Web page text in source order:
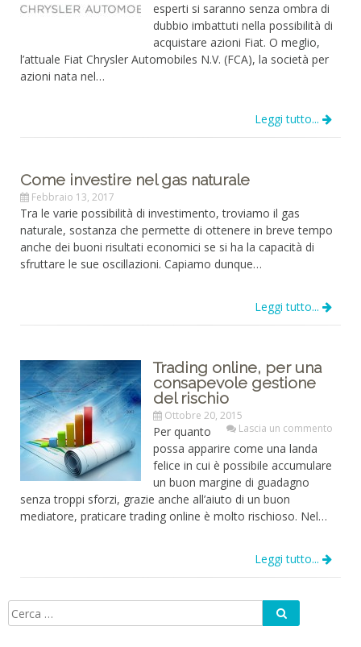
esperti si saranno senza ombra di
dubbio imbattuti nella possibilità di
acquistare azioni Fiat. O meglio,
l’attuale Fiat Chrysler Automobiles N.V. (FCA), la società per
azioni nata nel…
Leggi tutto...
Come investire nel gas naturale
Febbraio 13, 2017
Tra le varie possibilità di investimento, troviamo il gas
naturale, sostanza che permette di ottenere in breve tempo
anche dei buoni risultati economici se si ha la capacità di
sfruttare le sue oscillazioni. Capiamo dunque…
Leggi tutto...
Trading online, per una
consapevole gestione
del rischio
Ottobre 20, 2015
Lascia un commento
Per quanto
possa apparire come una landa
felice in cui è possibile accumulare
un buon margine di guadagno
senza troppi sforzi, grazie anche all’aiuto di un buon
mediatore, praticare trading online è molto rischioso. Nel…
Leggi tutto...